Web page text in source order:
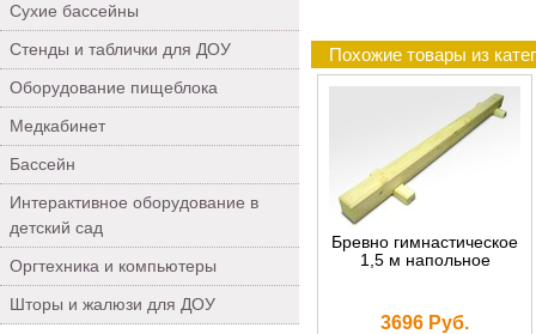
Сухие бассейны
Стенды и таблички для ДОУ
Оборудование пищеблока
Медкабинет
Бассейн
Интерактивное оборудование в
детский сад
Оргтехника и компьютеры
Шторы и жалюзи для ДОУ
Похожие товары из
Бревно гимнастическое
1,5 м напольное
3696 Руб.